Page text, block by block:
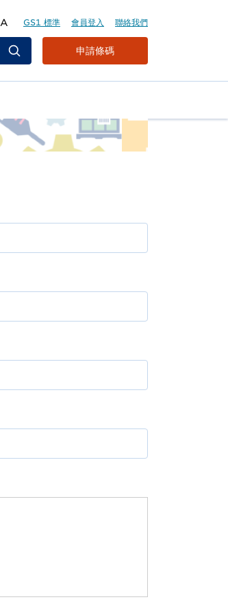
A GS1 標準 會員登入 聯絡我們
Header
Top
Menu
申請條碼